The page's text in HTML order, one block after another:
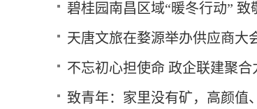
碧桂园南昌区域“暖冬行动” 致
天唐文旅在婺源举办供应商大
不忘初心担使命 政企联建聚合
致青年：家里没有矿，高颜值